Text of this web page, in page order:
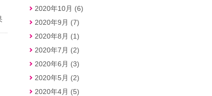
2020年10月 (6)
2020年9月 (7)
2020年8月 (1)
2020年7月 (2)
2020年6月 (3)
2020年5月 (2)
2020年4月 (5)